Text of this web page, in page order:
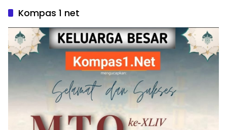
Kompas 1 net